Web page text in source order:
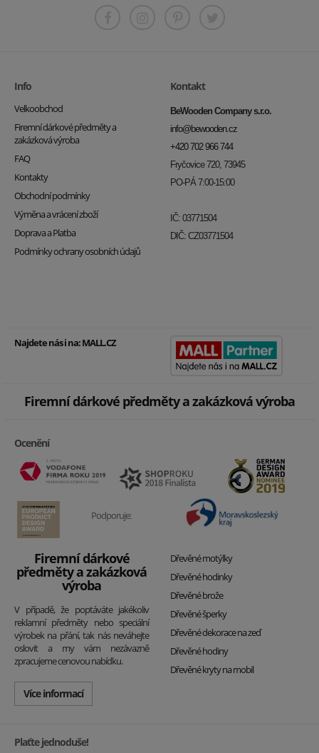
Info
Velkoobchod
Firemní dárkové předměty a
zakázková výroba
FAQ
Kontakty
Obchodní podmínky
Výměna a vrácení zboží
Doprava a Platba
Podmínky ochrany osobních údajů
Kontakt
BeWooden Company s.r.o.
info@bewooden.cz
+420 702 966 744
Fryčovice 720, 73945
PO-PÁ 7:00-15:00
IČ: 03771504
DIČ: CZ03771504
Najdete nás i na:MALL.CZ
Firemní dárkové předměty a zakázková výroba
Ocenění
Podporuje:
Firemní dárkové
předměty a zakázková
výroba
V případě, že poptáváte jakékoliv
reklamní předměty nebo speciální
výrobek na přání, tak nás neváhejte
oslovit a my vám nezávazně
zpracujeme cenovou nabídku.
Více informací
Dřevěné motýlky
Dřevěné hodinky
Dřevěné brože
Dřevěné šperky
Dřevěné dekorace na zeď
Dřevěné hodiny
Dřevěné kryty na mobil
Plaťte jednoduše!